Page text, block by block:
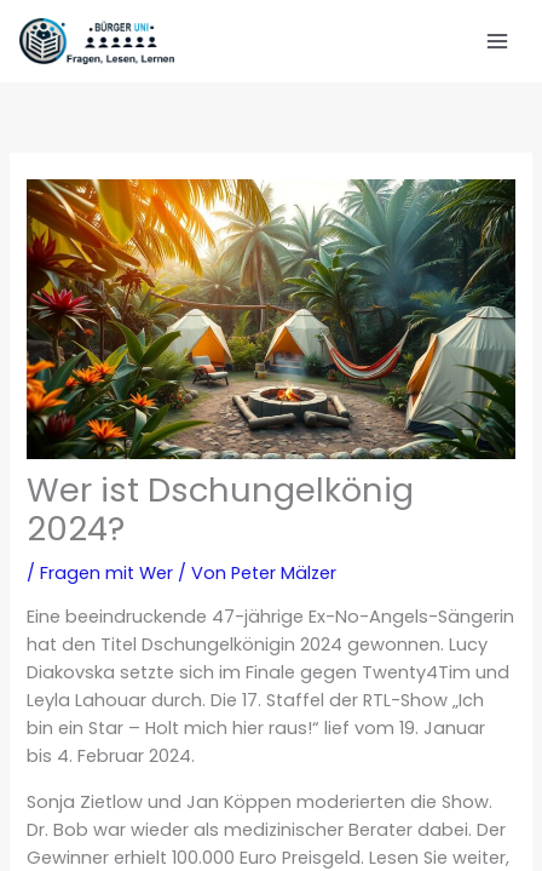
Zum
Inhalt
springen
Wer ist Dschungelkönig
2024?
/Fragen mit Wer / VonPeter Mälzer
Eine beeindruckende 47-jährige Ex-No-Angels-Sängerin
hat den Titel Dschungelkönigin 2024 gewonnen. Lucy
Diakovska setzte sich im Finale gegen Twenty4Tim und
Leyla Lahouar durch. Die 17. Staffel der RTL-Show „Ich
bin ein Star – Holt mich hier raus!“ lief vom 19. Januar
bis 4. Februar 2024.
Sonja Zietlow und Jan Köppen moderierten die Show.
Dr. Bob war wieder als medizinischer Berater dabei. Der
Gewinner erhielt 100.000 Euro Preisgeld. Lesen Sie weiter,